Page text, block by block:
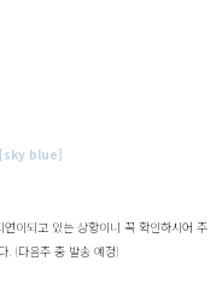
blue]
이되고 있는 상황이니 꼭 확인하시어 주
. (다음주 중 발송 예정)